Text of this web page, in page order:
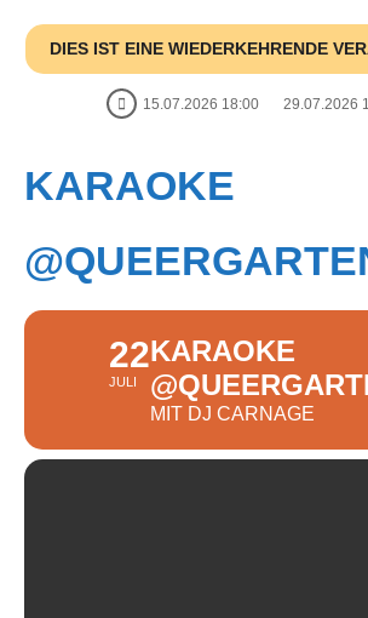
DIES IST EINE WIEDERKEHRENDE
15.07.2026 18:00 29.07.2026
KARAOKE
22
JULI
KARAOKE
MIT DJ CARNAGE